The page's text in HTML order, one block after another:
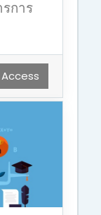
การ
Access